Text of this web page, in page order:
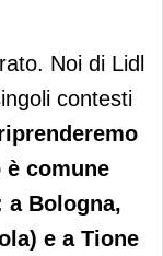
Noi di Lidl
contesti
comune
a Bologna,
e a Tione